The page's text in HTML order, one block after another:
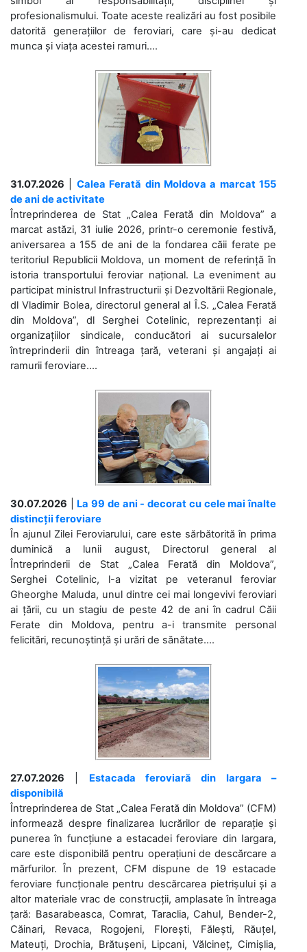
profesionalismului. Toate aceste realizări au fost posibile
datorită generațiilor de feroviari, care și-au dedicat
munca și viața acestei ramuri....
31.07.2026
Calea Ferată din Moldova a marcat 155
de ani de activitate
Întreprinderea de Stat „Calea Ferată din Moldova” a
marcat astăzi, 31 iulie 2026, printr-o ceremonie festivă,
aniversarea a 155 de ani de la fondarea căii ferate pe
teritoriul Republicii Moldova, un moment de referință în
istoria transportului feroviar național. La eveniment au
participat ministrul Infrastructurii și Dezvoltării Regionale,
dl Vladimir Bolea, directorul general al Î.S. „Calea Ferată
din Moldova”, dl Serghei Cotelinic, reprezentanți ai
organizațiilor sindicale, conducători ai sucursalelor
întreprinderii din întreaga țară, veterani și angajați ai
ramurii feroviare....
30.07.2026
La 99 de ani - decorat cu cele mai înalte
distincții feroviare
În ajunul Zilei Feroviarului, care este sărbătorită în prima
duminică a lunii august, Directorul general al
Întreprinderii de Stat „Calea Ferată din Moldova”,
Serghei Cotelinic, l-a vizitat pe veteranul feroviar
Gheorghe Maluda, unul dintre cei mai longevivi feroviari
ai țării, cu un stagiu de peste 42 de ani în cadrul Căii
Ferate din Moldova, pentru a-i transmite personal
felicitări, recunoștință și urări de sănătate....
27.07.2026
Estacada feroviară din Iargara –
disponibilă
Întreprinderea de Stat „Calea Ferată din Moldova” (CFM)
informează despre finalizarea lucrărilor de reparație și
punerea în funcțiune a estacadei feroviare din Iargara,
care este disponibilă pentru operațiuni de descărcare a
mărfurilor. În prezent, CFM dispune de 19 estacade
feroviare funcționale pentru descărcarea pietrișului și a
altor materiale vrac de construcții, amplasate în întreaga
țară: Basarabeasca, Comrat, Taraclia, Cahul, Bender-2,
Căinari, Revaca, Rogojeni, Florești, Fălești, Răuțel,
Mateuți, Drochia, Brătușeni, Lipcani, Vălcineț, Cimișlia,